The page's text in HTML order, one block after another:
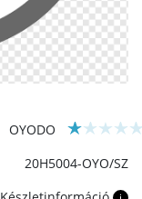
OYODO
20H5004-OYO/SZ